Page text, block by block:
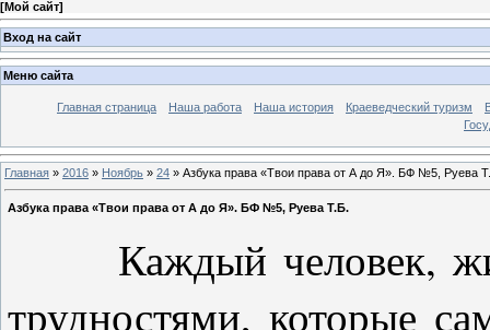
[Мой сайт]
Вход на сайт
Меню сайта
Главная страница Наша работа Наша история Краеведческий туризм
Главная » 2016 » Ноябрь » 24 » Азбука права «Твои права от А до Я». БФ №5, Руева
Азбука права «Твои права от А до Я». БФ №5, Руева Т.Б.
Каждый человек,
трудностями, которые